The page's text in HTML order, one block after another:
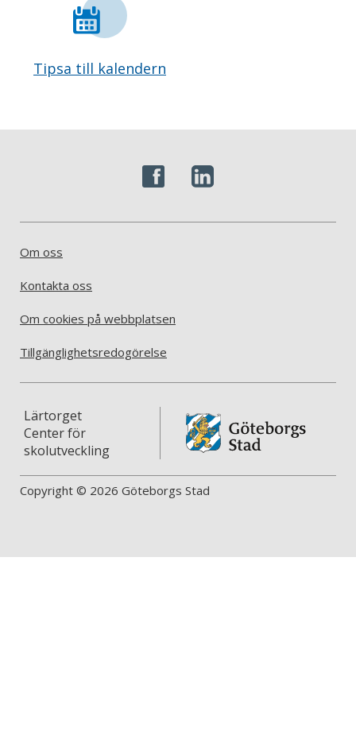
Tipsa till kalendern
Om oss
Kontakta oss
Om cookies på webbplatsen
Tillgänglighetsredogörelse
Lärtorget
Center för
skolutveckling
Copyright © 2026 Göteborgs Stad